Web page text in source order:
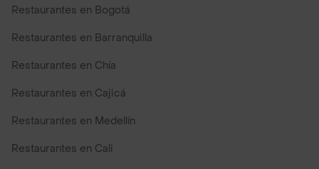
Restaurantes en Bogotá
Restaurantes en Barranquilla
Restaurantes en Chía
Restaurantes en Cajicá
Restaurantes en Medellín
Restaurantes en Cali